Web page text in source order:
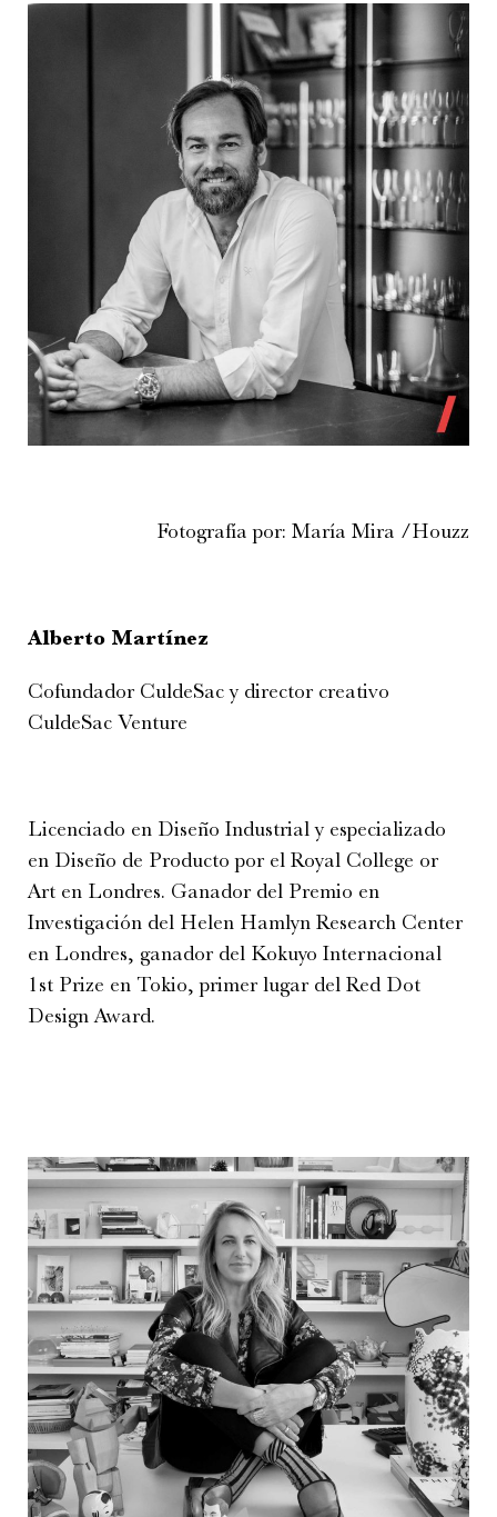
Fotografía por: María Mira /Houzz
Alberto Martínez
Cofundador CuldeSac y director creativo
CuldeSac Venture
Licenciado en Diseño Industrial y especializado
en Diseño de Producto por el Royal College or
Art en Londres. Ganador del Premio en
Investigación del Helen Hamlyn Research Center
en Londres, ganador del Kokuyo Internacional
1st Prize en Tokio, primer lugar del Red Dot
Design Award.